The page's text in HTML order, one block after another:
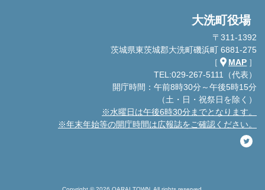
大洗町役場
〒311-1392
茨城県東茨城郡大洗町磯浜町 6881-275
［
MAP ］
TEL:029-267-5111（代表）
開庁時間：午前8時30分～午後5時15分
（土・日・祝祭日を除く）
※水曜日は午後6時30分までとなります。
※年末年始等の開庁時間は広報誌をご確認ください。